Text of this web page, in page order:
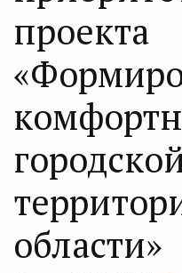
проекта
области»